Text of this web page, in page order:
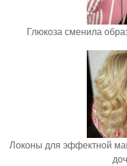
Глюкоза сменила
Локоны для эффектной